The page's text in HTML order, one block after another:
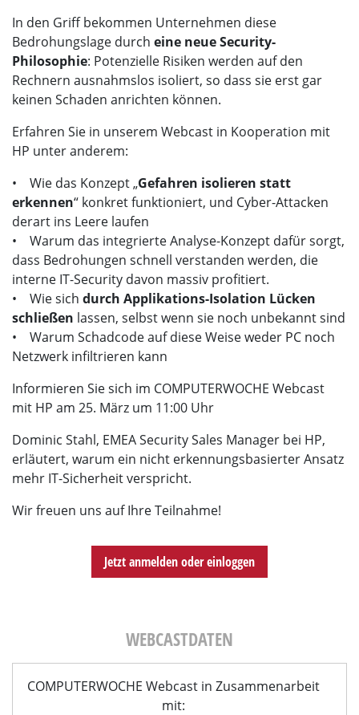
In den Griff bekommen Unternehmen diese
Bedrohungslage durch eine neue Security-
Philosophie: Potenzielle Risiken werden auf den
Rechnern ausnahmslos isoliert, so dass sie erst gar
keinen Schaden anrichten können.
Erfahren Sie in unserem Webcast in Kooperation mit
HP unter anderem:
• Wie das Konzept „Gefahren isolieren statt
erkennen“ konkret funktioniert, und Cyber-Attacken
derart ins Leere laufen
• Warum das integrierte Analyse-Konzept dafür sorgt,
dass Bedrohungen schnell verstanden werden, die
interne IT-Security davon massiv profitiert.
• Wie sich durch Applikations-Isolation Lücken
schließen lassen, selbst wenn sie noch unbekannt sind
• Warum Schadcode auf diese Weise weder PC noch
Netzwerk infiltrieren kann
Informieren Sie sich im COMPUTERWOCHE Webcast
mit HP am 25. März um 11:00 Uhr
Dominic Stahl, EMEA Security Sales Manager bei HP,
erläutert, warum ein nicht erkennungsbasierter Ansatz
mehr IT-Sicherheit verspricht.
Wir freuen uns auf Ihre Teilnahme!
Jetzt anmelden oder einloggen
WEBCASTDATEN
COMPUTERWOCHE Webcast in Zusammenarbeit
mit: